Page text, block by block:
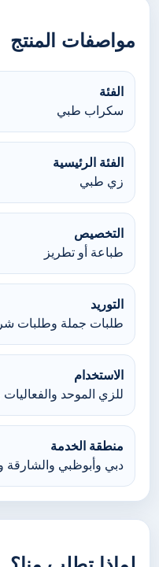
مواصفات المنتج
الفئة
سكراب طبي
الفئة الرئيسية
زي طبي
التخصيص
طباعة أو تطريز
التوريد
طلبات جملة وطلبات
الاستخدام
للزي الموحد
منطقة الخدمة
دبي وأبوظبي والشارقة